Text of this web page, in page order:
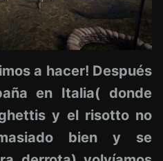
a hacer! Después
en Italia( donde
y el risotto no
bien y se